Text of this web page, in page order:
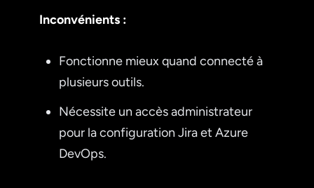
Inconvénients :
Fonctionne mieux quand connecté à
plusieurs outils.
Nécessite un accès administrateur
pour la configuration Jira et Azure
DevOps.